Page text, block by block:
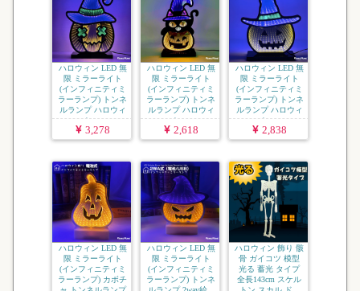
ハロウィン LED 無
限 ミラーライト
(インフィニティミ
ラーランプ) トンネ
ルランプ ハロウィ
ン...
3,278
ハロウィン LED 無
限 ミラーライト
(インフィニティミ
ラーランプ) トンネ
ルランプ ハロウィ
ン...
2,618
ハロウィン LED 無
限 ミラーライト
(インフィニティミ
ラーランプ) トンネ
ルランプ ハロウィ
ン...
2,838
ハロウィン LED 無
限 ミラーライト
(インフィニティミ
ラーランプ) カボチ
ハロウィン LED 無
限 ミラーライト
(インフィニティミ
ラーランプ) トンネ
ハロウィン 飾り 骸
骨 ガイコツ 模型
光る 蓄光 タイプ
全長143cm スケル